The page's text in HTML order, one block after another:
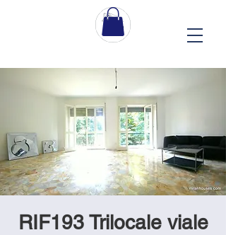
RIF193 Trilocale viale